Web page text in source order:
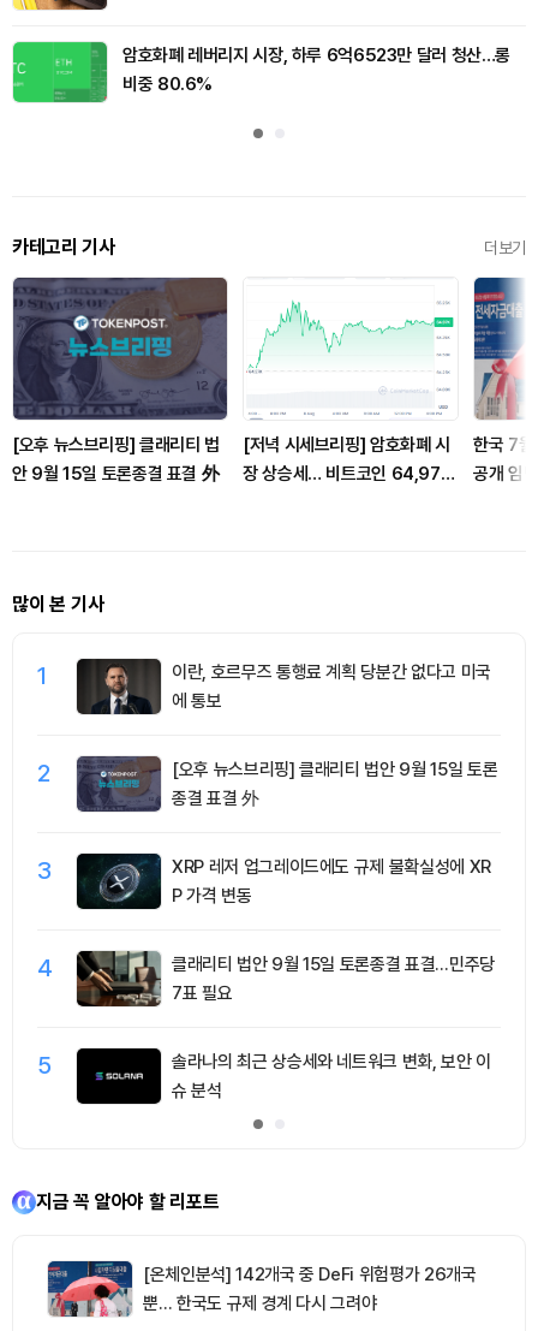
암호화폐 레버리지 시장, 하루 6억6523만 달러 청산…롱
비중 80.6%
카테고리 기사 더보기
[오후 뉴스브리핑] 클래리티 법
안 9월 15일 토론종결 표결 外
[저녁 시세브리핑] 암호화폐 시
장 상승세… 비트코인 64,971
한국 7월
공개 임
많이 본 기사
1
이란, 호르무즈 통행료 계획 당분간 없다고 미국
에 통보
2
[오후 뉴스브리핑] 클래리티 법안 9월 15일 토론
종결 표결 外
3
XRP 레저 업그레이드에도 규제 불확실성에 XR
P 가격 변동
4
클래리티 법안 9월 15일 토론종결 표결…민주당
7표 필요
5
솔라나의 최근 상승세와 네트워크 변화, 보안 이
슈 분석
지금 꼭 알아야 할 리포트
[온체인분석] 142개국 중 DeFi 위험평가 26개국
뿐… 한국도 규제 경계 다시 그려야